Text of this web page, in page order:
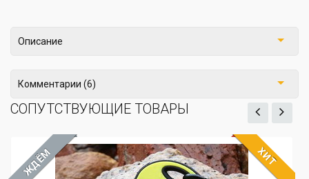
Описание
Комментарии (6)
СОПУТСТВУЮЩИЕ ТОВАРЫ
ЖДЁМ ХИТ